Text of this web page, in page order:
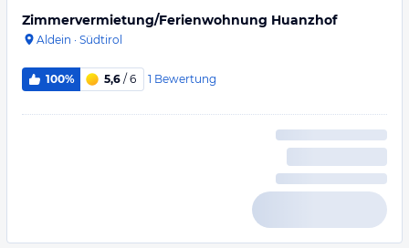
Zimmervermietung/Ferienwohnung Huanzhof
Aldein · Südtirol
100% 5,6 / 6 1 Bewertung